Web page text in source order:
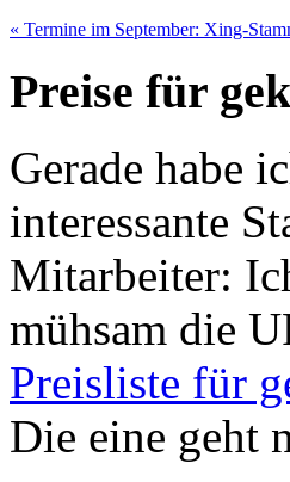
« Termine im September: Xing-
Preise für
Gerade habe
interessante
Mitarbeiter:
mühsam die
Preisliste für
Die eine geht